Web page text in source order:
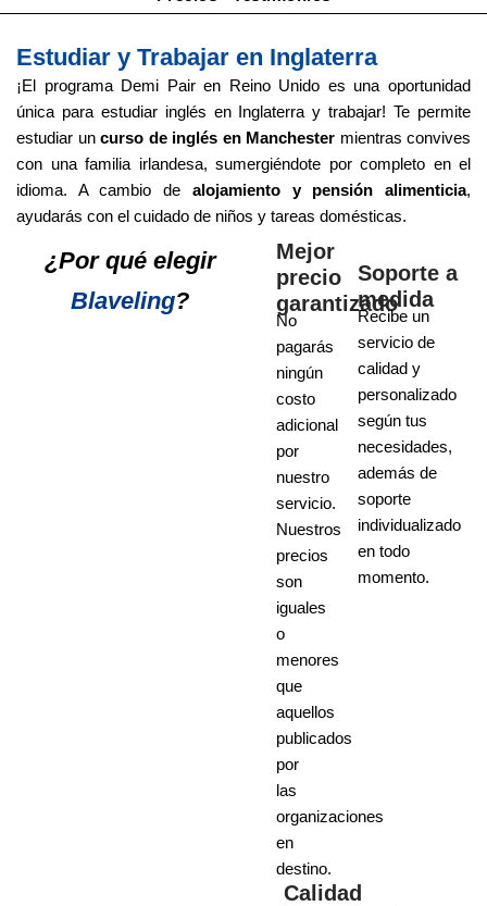
Estudiar y Trabajar en Inglaterra
¡El programa Demi Pair en Reino Unido es una oportunidad
única para estudiar inglés en Inglaterra y trabajar! Te permite
estudiar un curso de inglés en Manchester mientras convives
con una familia irlandesa, sumergiéndote por completo en el
idioma. A cambio de alojamiento y pensión alimenticia,
ayudarás con el cuidado de niños y tareas domésticas.
¿Por qué elegir
Blaveling?
Mejor
precio
garantizado
No
pagarás
ningún
costo
adicional
por
nuestro
servicio.
Nuestros
precios
son
iguales
o
menores
que
aquellos
publicados
por
las
organizaciones
en
destino.
Soporte a
medida
Recibe un
servicio de
calidad y
personalizado
según tus
necesidades,
además de
soporte
individualizado
en todo
momento.
Calidad